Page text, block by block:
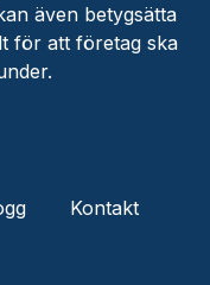
även betygsätta
för att företag ska
Kontakt